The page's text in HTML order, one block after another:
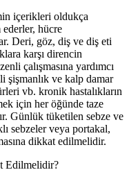
içerikleri oldukça
hücre
Deri, göz, diş ve diş eti
karşı direncin
çalışmasına yardımcı
şişmanlık ve kalp damar
vb. kronik hastalıkların
için her öğünde taze
Günlük tüketilen sebze ve
sebzeler veya portakal,
dikkat edilmelidir.
Edilmelidir?